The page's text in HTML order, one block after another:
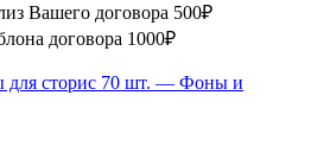
Вашего договора 500₽
договора 1000₽